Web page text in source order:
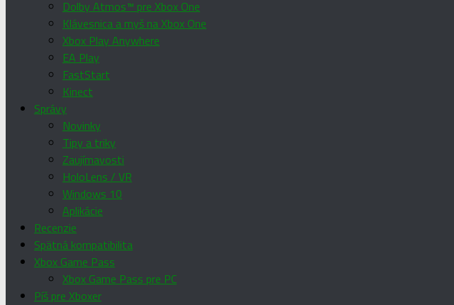
Dolby Atmos™ pre Xbox One
Klávesnica a myš na Xbox One
Xbox Play Anywhere
EA Play
FastStart
Kinect
Správy
Novinky
Tipy a triky
Zaujímavosti
HoloLens / VR
Windows 10
Aplikácie
Recenzie
Spätná kompatibilita
Xbox Game Pass
Xbox Game Pass pre PC
Píš pre Xboxer